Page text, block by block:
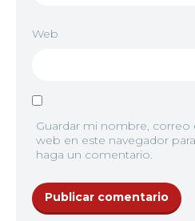
Web
Guardar mi nombre, correo
web en este navegador
haga un comentario.